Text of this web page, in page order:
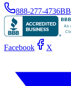
888-277-4736
Facebook X